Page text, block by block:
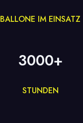
BALLONE IM EINSATZ
3000+
STUNDEN